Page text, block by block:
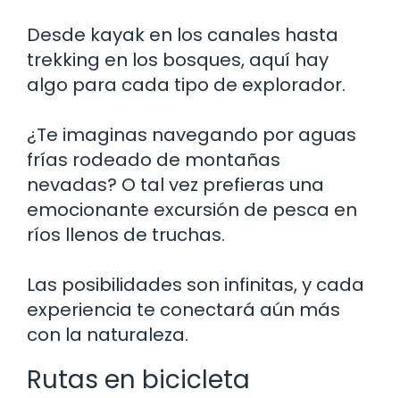
Desde kayak en los canales hasta
trekking en los bosques, aquí hay
algo para cada tipo de explorador.
¿Te imaginas navegando por aguas
frías rodeado de montañas
nevadas? O tal vez prefieras una
emocionante excursión de pesca en
ríos llenos de truchas.
Las posibilidades son infinitas, y cada
experiencia te conectará aún más
con la naturaleza.
Rutas en bicicleta